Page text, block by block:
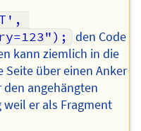
den Code
kann ziemlich in die
Seite über einen Anker
angehängten
er als Fragment